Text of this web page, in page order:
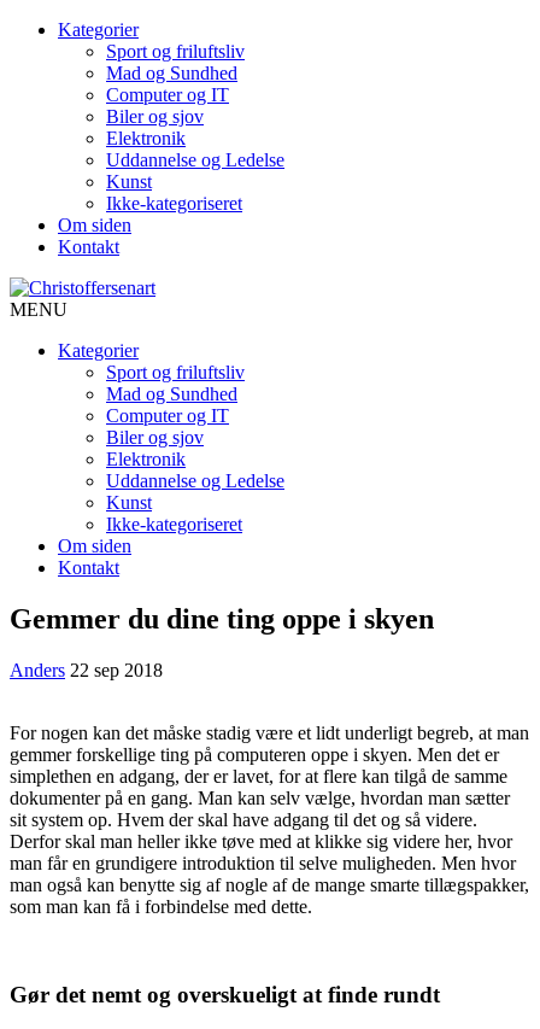
Kategorier
Sport og friluftsliv
Mad og Sundhed
Computer og IT
Biler og sjov
Elektronik
Uddannelse og Ledelse
Kunst
Ikke-kategoriseret
Om siden
Kontakt
MENU
Kategorier
Sport og friluftsliv
Mad og Sundhed
Computer og IT
Biler og sjov
Elektronik
Uddannelse og Ledelse
Kunst
Ikke-kategoriseret
Om siden
Kontakt
Gemmer du dine ting oppe i skyen
Anders 22 sep 2018
For nogen kan det måske stadig være et lidt underligt begreb, at man
gemmer forskellige ting på computeren oppe i skyen. Men det er
simplethen en adgang, der er lavet, for at flere kan tilgå de samme
dokumenter på en gang. Man kan selv vælge, hvordan man sætter
sit system op. Hvem der skal have adgang til det og så videre.
Derfor skal man heller ikke tøve med at klikke sig videre her, hvor
man får en grundigere introduktion til selve muligheden. Men hvor
man også kan benytte sig af nogle af de mange smarte tillægspakker,
som man kan få i forbindelse med dette.
Gør det nemt og overskueligt at finde rundt